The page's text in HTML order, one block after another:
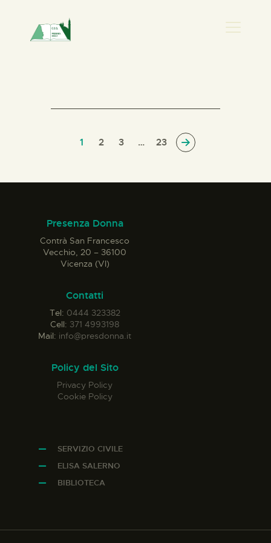
PERCORSI
ELISA SALERNO
1 2 3 … 23
>
Presenza Donna
Contrà San Francesco
Vecchio, 20 – 36100
Vicenza (VI)
Contatti
Tel: 0444 323382
Cell: 371 4993198
Mail: info@presdonna.it
Policy del Sito
Privacy Policy
Cookie Policy
SERVIZIO CIVILE
ELISA SALERNO
BIBLIOTECA